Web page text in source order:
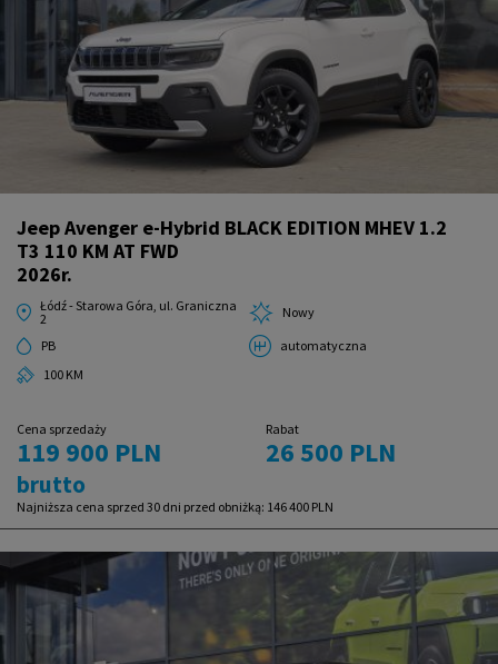
Jeep Avenger e-Hybrid BLACK EDITION MHEV 1.2
T3 110 KM AT FWD
2026r.
Łódź - Starowa Góra, ul. Graniczna
2
Nowy
PB
automatyczna
100 KM
Cena sprzedaży
119 900 PLN
brutto
Rabat
26 500 PLN
Najniższa cena sprzed 30 dni przed obniżką: 146 400 PLN